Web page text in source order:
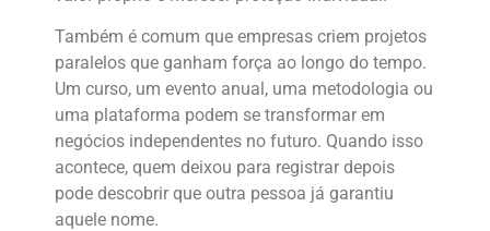
Também é comum que empresas criem projetos
paralelos que ganham força ao longo do tempo.
Um curso, um evento anual, uma metodologia ou
uma plataforma podem se transformar em
negócios independentes no futuro. Quando isso
acontece, quem deixou para registrar depois
pode descobrir que outra pessoa já garantiu
aquele nome.